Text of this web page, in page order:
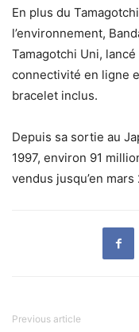
En plus du
l’environnement,
Tamagotchi Uni,
connectivité en ligne
bracelet inclus.
Depuis sa sortie au
1997, environ 91
vendus jusqu’en mars
Previous article